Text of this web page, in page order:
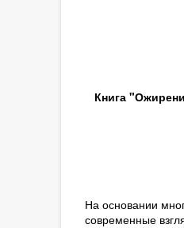
Книга
На основании
современные